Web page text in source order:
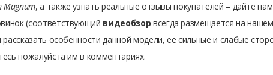
Magnum, а также узнать реальные отзывы покупателей – дайте
(соответствующий видеобзор всегда размещается на
особенности данной модели, ее сильные и слабые
пожалуйста им в комментариях.